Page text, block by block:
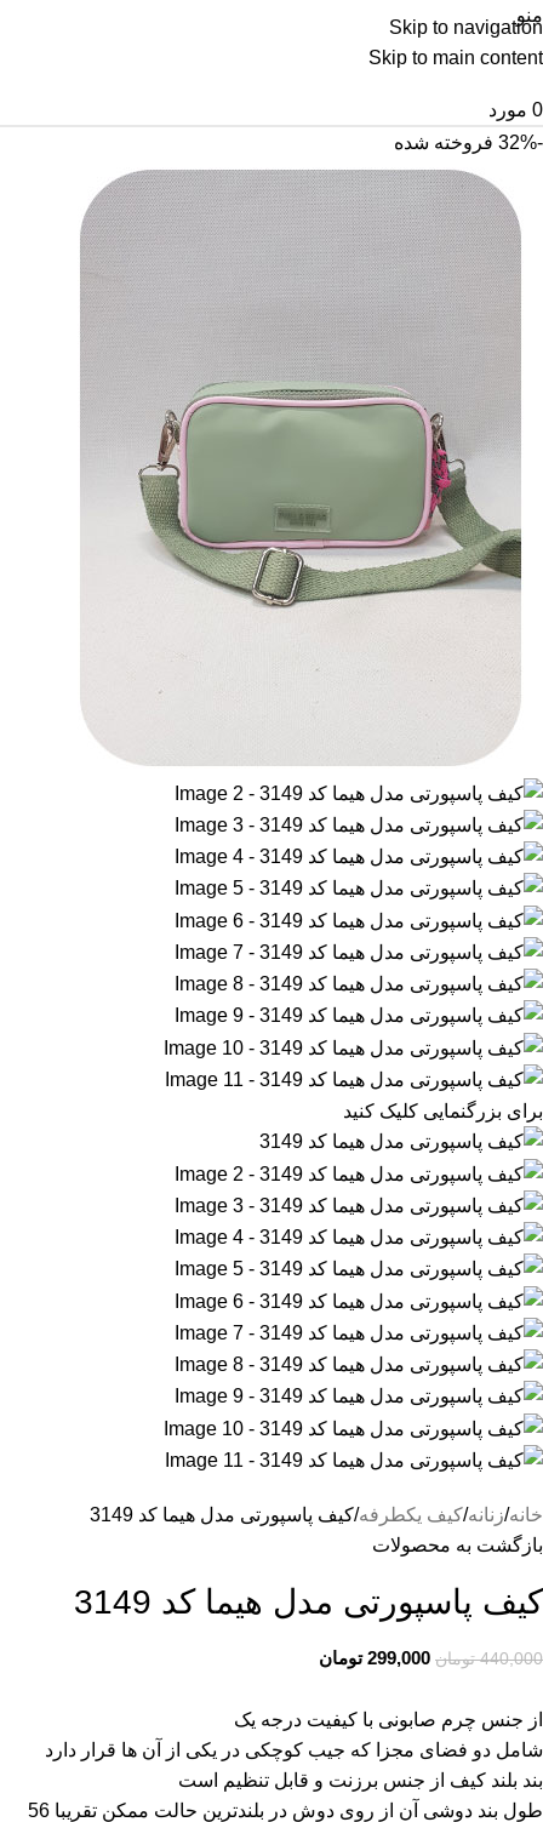
Skip to navigation
Skip to main content
منو
0 مورد
-32%
فروخته شده
برای بزرگنمایی کلیک کنید
خانه زنانه کیف یکطرفه کیف پاسپورتی مدل هیما کد 3149
بازگشت به محصولات
کیف پاسپورتی مدل هیما کد 3149
440,000 تومان 299,000 تومان
از جنس چرم صابونی با کیفیت درجه یک
شامل دو فضای مجزا که جیب کوچکی در یکی از آن ها قرار دارد
بند بلند کیف از جنس برزنت و قابل تنظیم است
طول بند دوشی آن از روی دوش در بلندترین حالت ممکن تقریبا 56